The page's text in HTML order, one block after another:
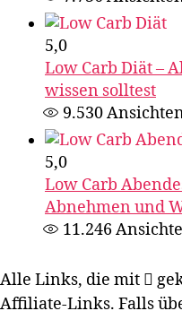
5,0
Low Carb Diät –
wissen solltest
9.530
5,0
Low Carb
Abnehmen und
11.246
Alle Links, die mit
Affiliate-Links. Falls